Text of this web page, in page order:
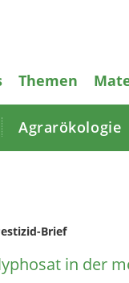
Themen
Agrarökologie
Brief
in der